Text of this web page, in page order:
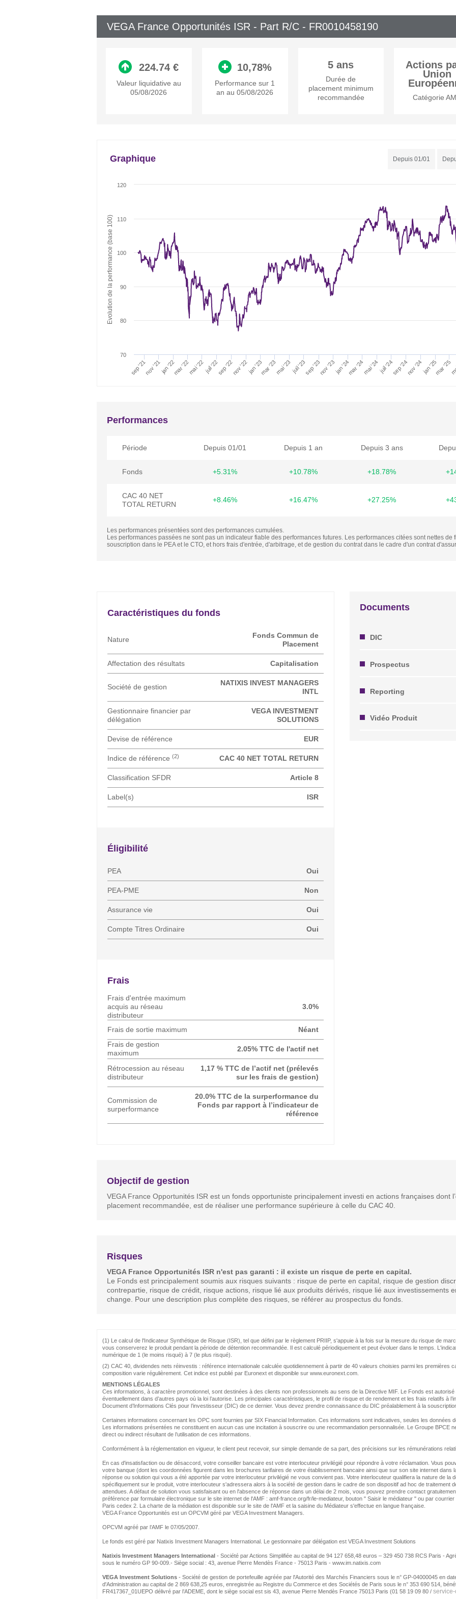
VEGA France Opportunités ISR - Part R/C - FR0010458190
224.74 €
Valeur liquidative au
05/08/2026
10,78%
Performance sur 1
an au 05/08/2026
5 ans
Durée de
placement minimum
recommandée
Actions
Union
Catégorie
Graphique Depuis 01/01
Evolution de la performance (base 100)
sep '21nov '21jan '22mar '22mai '22juil '22sep '22nov '22jan '23mar '23mai '23juil '23sep '23nov '23jan '24mar '24mai '24juil '24sep '24nov '24jan '25mar '25
70
80
90
100
110
120
Performances
Période Depuis 01/01 Depuis 1 an Depuis 3 ans
Fonds +5.31% +10.78% +18.78%
CAC 40 NET
TOTAL RETURN
+8.46% +16.47% +27.25%
Les performances présentées sont des performances cumulées.
Les performances passées ne sont pas un indicateur fiable des performances futures. Les performances citées sont nettes
souscription dans le PEA et le CTO, et hors frais d'entrée, d'arbitrage, et de gestion du contrat dans le cadre d'un contrat
Caractéristiques du fonds
Nature
Fonds Commun de
Placement
Affectation des résultats Capitalisation
Société de gestion
NATIXIS INVEST MANAGERS
INTL
Gestionnaire financier par
délégation
VEGA INVESTMENT
SOLUTIONS
Devise de référence EUR
Indice de référence (2) CAC 40 NET TOTAL RETURN
Classification SFDR Article 8
Label(s) ISR
Éligibilité
PEA Oui
PEA-PME Non
Assurance vie Oui
Compte Titres Ordinaire Oui
Frais
Frais d'entrée maximum
acquis au réseau
distributeur
3.0%
Frais de sortie maximum
Néant
Frais de gestion
maximum
2.05% TTC de l'actif net
Rétrocession au réseau
distributeur
1,17 % TTC de l’actif net (prélevés
sur les frais de gestion)
Commission de
surperformance
20.0% TTC de la surperformance du
Fonds par rapport à l’indicateur de
référence
Documents
DIC
Prospectus
Reporting
Vidéo Produit
Objectif de gestion
VEGA France Opportunités ISR est un fonds opportuniste principalement investi en actions françaises dont
placement recommandée, est de réaliser une performance supérieure à celle du CAC 40.
Risques
VEGA France Opportunités ISR n'est pas garanti : il existe un risque de perte en capital.
Le Fonds est principalement soumis aux risques suivants : risque de perte en capital, risque de gestion
contrepartie, risque de crédit, risque actions, risque lié aux produits dérivés, risque lié aux investissements
change. Pour une description plus complète des risques, se référer au prospectus du fonds.
(1) Le calcul de l'Indicateur Synthétique de Risque (ISR), tel que défini par le règlement PRIIP, s'appuie à la fois sur la mesure du risque de
vous conserverez le produit pendant la période de détention recommandée. Il est calculé périodiquement et peut évoluer dans le temps.
numérique de 1 (le moins risqué) à 7 (le plus risqué).
(2) CAC 40, dividendes nets réinvestis : référence internationale calculée quotidiennement à partir de 40 valeurs choisies parmi les premières
composition varie régulièrement. Cet indice est publié par Euronext et disponible sur www.euronext.com.
MENTIONS LÉGALES
Ces informations, à caractère promotionnel, sont destinées à des clients non professionnels au sens de la Directive MIF. Le Fonds est
éventuellement dans d’autres pays où la loi l’autorise. Les principales caractéristiques, le profil de risque et de rendement et les frais relatifs à
Document d’Informations Clés pour l’investisseur (DIC) de ce dernier. Vous devez prendre connaissance du DIC préalablement à la
Certaines informations concernant les OPC sont fournies par SIX Financial Information. Ces informations sont indicatives, seules les données
Les informations présentées ne constituent en aucun cas une incitation à souscrire ou une recommandation personnalisée. Le Groupe BPCE
direct ou indirect résultant de l’utilisation de ces informations.
Conformément à la réglementation en vigueur, le client peut recevoir, sur simple demande de sa part, des précisions sur les rémunérations
En cas d'insatisfaction ou de désaccord, votre conseiller bancaire est votre interlocuteur privilégié pour répondre à votre réclamation. Vous
votre banque (dont les coordonnées figurent dans les brochures tarifaires de votre établissement bancaire ainsi que sur son site internet dans
réponse ou solution qui vous a été apportée par votre interlocuteur privilégié ne vous convient pas. Votre interlocuteur qualifiera la nature de la
spécifiquement sur le produit, votre interlocuteur s'adressera alors à la société de gestion dans le cadre de son dispositif ad hoc de traitement
attendues. A défaut de solution vous satisfaisant ou en l'absence de réponse dans un délai de 2 mois, vous pouvez prendre contact
préférence par formulaire électronique sur le site internet de l'AMF : amf-france.org/fr/le-mediateur, bouton " Saisir le médiateur " ou par
Paris cedex 2. La charte de la médiation est disponible sur le site de l'AMF et la saisine du Médiateur s'effectue en langue française.
VEGA France Opportunités est un OPCVM géré par VEGA Investment Managers.
OPCVM agréé par l’AMF le 07/05/2007.
Le fonds est géré par Natixis Investment Managers International. Le gestionnaire par délégation est VEGA Investment Solutions
Natixis Investment Managers International - Société par Actions Simplifiée au capital de 94 127 658,48 euros – 329 450 738 RCS Paris -
sous le numéro GP 90-009.- Siège social : 43, avenue Pierre Mendès France - 75013 Paris - www.im.natixis.com
VEGA Investment Solutions - Société de gestion de portefeuille agréée par l'Autorité des Marchés Financiers sous le n° GP-04000045 en
d'Administration au capital de 2 869 638,25 euros, enregistrée au Registre du Commerce et des Sociétés de Paris sous le n° 353 690 514,
FR417367_01UEPO délivré par l’ADEME, dont le siège social est sis 43, avenue Pierre Mendès France 75013 Paris (01 58 19 09 80 /